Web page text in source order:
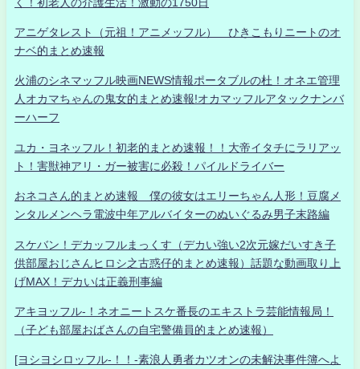
アニゲタレスト（元祖！アニメッフル） ひきこもりニートのオ
ナベ的まとめ速報
火浦のシネマッフル映画NEWS情報ポータブルの杜！オネエ管理
人オカマちゃんの鬼女的まとめ速報!オカマッフルアタックナンバ
ーハーフ
ユカ・ヨネッフル！初老的まとめ速報！！大帝イタチにラリアッ
ト！害獣神アリ・ガー被害に必殺！パイルドライバー
おネコさん的まとめ速報 僕の彼女はエリーちゃん人形！豆腐メ
ンタルメンヘラ電波中年アルバイターのぬいぐるみ男子末路編
スケバン！デカッフルまっくす（デカい強い2次元嫁だいすき子
供部屋おじさんヒロシ之古惑仔的まとめ速報）話題な動画取り上
げMAX！デカいは正義刑事編
アキヨッフル-！ネオニートスケ番長のエキストラ芸能情報局！
（子ども部屋おばさんの自宅警備員的まとめ速報）
[ヨシヨシロッフル-！！-素浪人勇者カツオンの未解決事件簿へよ